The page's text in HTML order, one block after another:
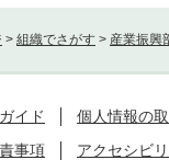
> 組織でさがす > 産業振興
イド
個人情報の
事項
アクセシビ